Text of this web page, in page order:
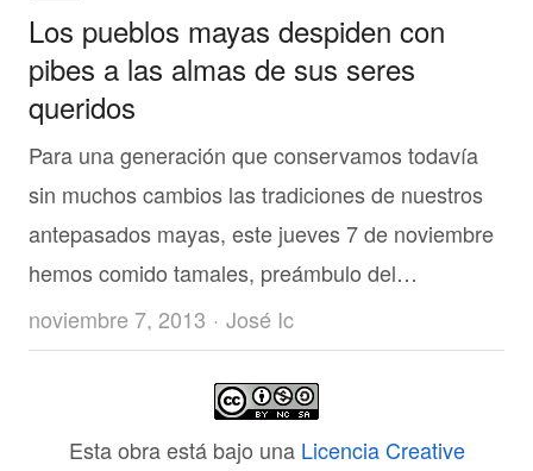
Los pueblos mayas despiden con
pibes a las almas de sus seres
queridos
Para una generación que conservamos todavía
sin muchos cambios las tradiciones de nuestros
antepasados mayas, este jueves 7 de noviembre
hemos comido tamales, preámbulo del…
noviembre 7, 2013
Author
José Ic
Esta obra está bajo una Licencia Creative